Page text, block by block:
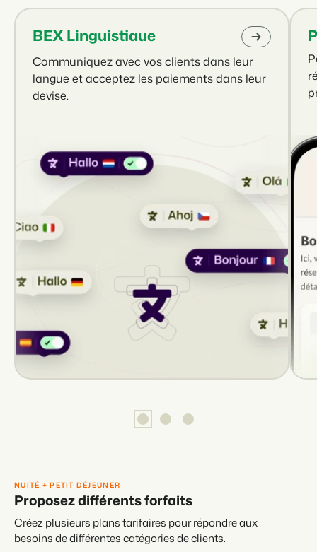
BEX Linguistiaue
Communiquez avec vos clients dans leur
langue et acceptez les paiements dans leur
devise.
NUITÉ + PETIT DÉJEUNER
Proposez différents forfaits
Créez plusieurs plans tarifaires pour répondre aux
besoins de différentes catégories de clients.